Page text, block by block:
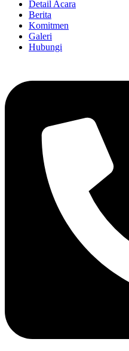
Detail Acara
Berita
Komitmen
Galeri
Hubungi